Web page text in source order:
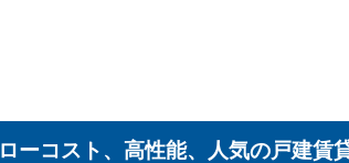
ローコスト、高性能、人気の戸建賃